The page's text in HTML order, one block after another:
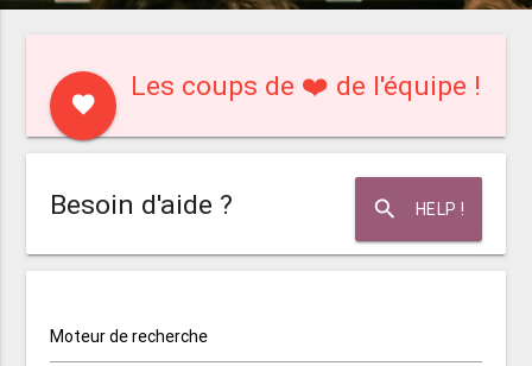
favorite
Les coups de ❤️ de l'équipe !
search HELP !
Besoin d'aide ?
Moteur de recherche